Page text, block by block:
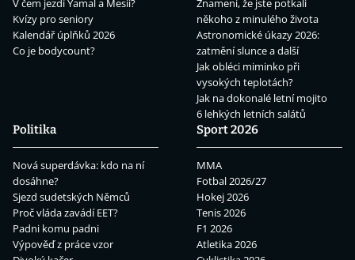
Kvízy pro seniory
Kalendář úplňků 2026
Co je bodycount?
někoho z minulého života
Astronomické úkazy 2026:
zatmění slunce a další
Jak obléci miminko při
vysokých teplotách?
Jak na dokonalé letní mojito
6 lehkých letních salátů
Politika
Nová superdávka: kdo na ní
dosáhne?
Sjezd sudetských Němců
Proč vláda zavádí EET?
Padni komu padni
Výpověď z práce vzor
Sport 2026
MMA
Fotbal 2026/27
Hokej 2026
Tenis 2026
F1 2026
Atletika 2026